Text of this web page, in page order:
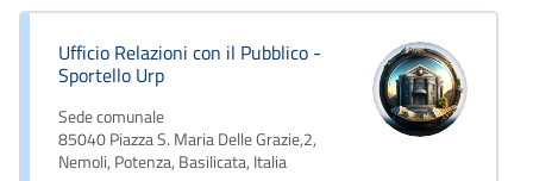
Ufficio Relazioni con il Pubblico -
Sportello Urp
Sede comunale
85040 Piazza S. Maria Delle Grazie,2,
Nemoli, Potenza, Basilicata, Italia